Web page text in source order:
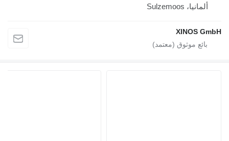
ألمانيا، Sulzemoos
XINOS GmbH